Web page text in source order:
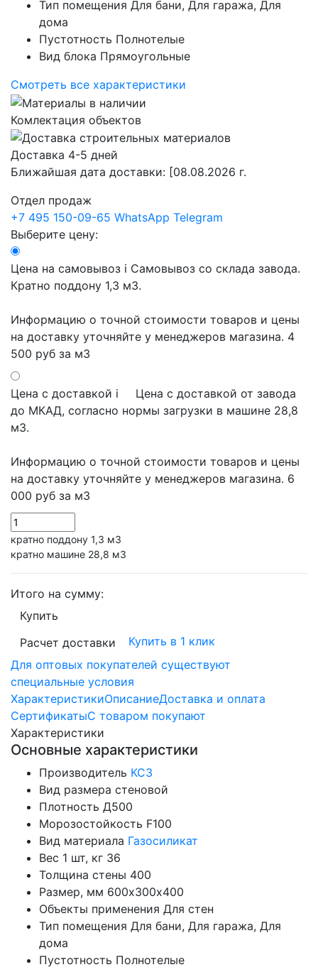
Тип помещения Для бани, Для гаража, Для
дома
Пустотность Полнотелые
Вид блока Прямоугольные
Смотреть все характеристики
Комлектация объектов
Доставка 4-5 дней
Ближайшая дата доставки: [08.08.2026 г.
Отдел продаж
+7 495 150-09-65 WhatsApp Telegram
Выберите цену:
Цена на самовывоз i Самовывоз со склада завода.
Кратно поддону 1,3 м3.
Информацию о точной стоимости товаров и цены
на доставку уточняйте у менеджеров магазина. 4
500 руб за м3
Цена с доставкой i
Цена с доставкой от завода
до МКАД, согласно нормы загрузки в машине 28,8
м3.
Информацию о точной стоимости товаров и цены
на доставку уточняйте у менеджеров магазина. 6
000 руб за м3
кратно поддону 1,3 м3
кратно машине 28,8 м3
Итого на сумму:
Купить
Расчет доставки
Купить в 1 клик
Для оптовых покупателей существуют
специальные условия
ХарактеристикиОписаниеДоставка и оплата
СертификатыС товаром покупают
Характеристики
Основные характеристики
Производитель КСЗ
Вид размера стеновой
Плотность Д500
Морозостойкость F100
Вид материала Газосиликат
Вес 1 шт, кг 36
Толщина стены 400
Размер, мм 600х300х400
Объекты применения Для стен
Тип помещения Для бани, Для гаража, Для
дома
Пустотность Полнотелые